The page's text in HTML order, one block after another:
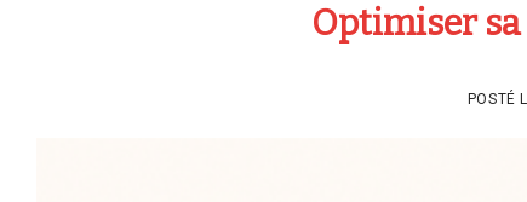
Optimiser
POSTÉ